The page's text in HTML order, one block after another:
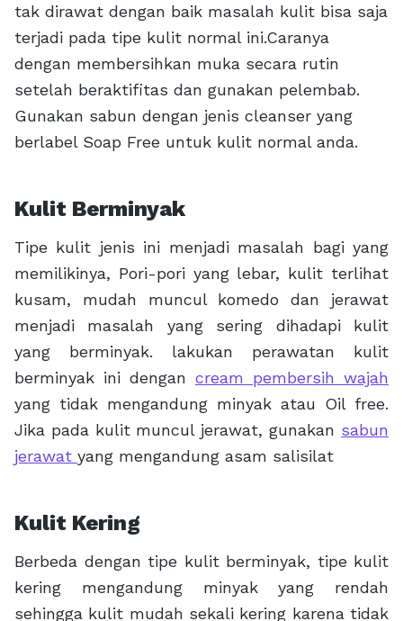
tak dirawat dengan baik masalah kulit bisa saja
terjadi pada tipe kulit normal ini.Caranya
dengan membersihkan muka secara rutin
setelah beraktifitas dan gunakan pelembab.
Gunakan sabun dengan jenis cleanser yang
berlabel Soap Free untuk kulit normal anda.
Kulit Berminyak
Tipe kulit jenis ini menjadi masalah bagi yang
memilikinya, Pori-pori yang lebar, kulit terlihat
kusam, mudah muncul komedo dan jerawat
menjadi masalah yang sering dihadapi kulit
yang berminyak. lakukan perawatan kulit
berminyak ini dengan cream pembersih wajah
yang tidak mengandung minyak atau Oil free.
Jika pada kulit muncul jerawat, gunakan sabun
jerawat yang mengandung asam salisilat
Kulit Kering
Berbeda dengan tipe kulit berminyak, tipe kulit
kering mengandung minyak yang rendah
sehingga kulit mudah sekali kering karena tidak